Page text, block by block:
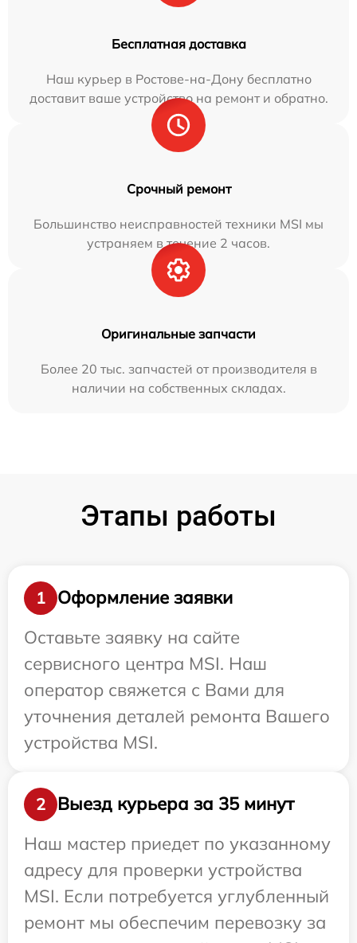
Бесплатная доставка
Наш курьер в Ростове-на-Дону бесплатно
доставит ваше устройство на ремонт и обратно.
Срочный ремонт
Большинство неисправностей техники MSI мы
устраняем в течение 2 часов.
Оригинальные запчасти
Более 20 тыс. запчастей от производителя в
наличии на собственных складах.
Этапы работы
1
Оформление заявки
Оставьте заявку на сайте
сервисного центра MSI. Наш
оператор свяжется с Вами для
уточнения деталей ремонта Вашего
устройства MSI.
2
Выезд курьера за 35 минут
Наш мастер приедет по указанному
адресу для проверки устройства
MSI. Если потребуется углубленный
ремонт мы обеспечим перевозку за